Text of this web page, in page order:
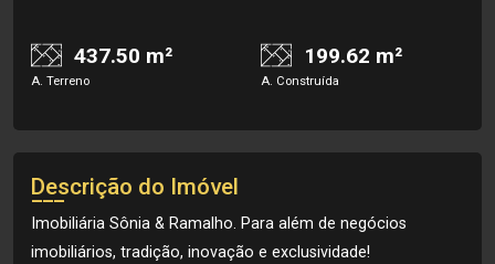
437.50 m²
A. Terreno
199.62 m²
A. Construída
Descrição do Imóvel
Imobiliária Sônia & Ramalho. Para além de negócios
imobiliários, tradição, inovação e exclusividade!